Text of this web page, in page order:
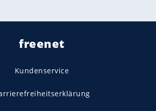
freenet
Kundenservice